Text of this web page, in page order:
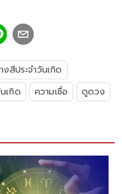
งสีประจำวันเกิด
เกิด ความเชื่อ ดูดวง